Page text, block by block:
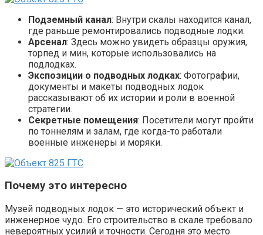
Подземный канал: Внутри скалы находится канал,
где раньше ремонтировались подводные лодки.
Арсенал: Здесь можно увидеть образцы оружия,
торпед и мин, которые использовались на
подлодках.
Экспозиции о подводных лодках: Фотографии,
документы и макеты подводных лодок
рассказывают об их истории и роли в военной
стратегии.
Секретные помещения: Посетители могут пройти
по тоннелям и залам, где когда-то работали
военные инженеры и моряки.
Почему это интересно
Музей подводных лодок — это исторический объект и
инженерное чудо. Его строительство в скале требовало
невероятных усилий и точности. Сегодня это место